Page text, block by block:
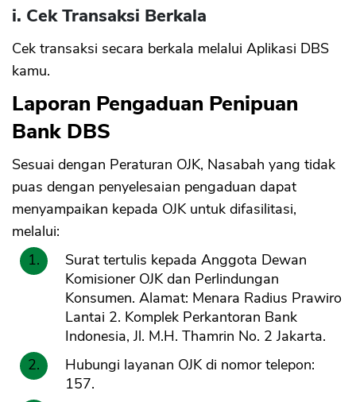
i. Cek Transaksi Berkala
Cek transaksi secara berkala melalui Aplikasi DBS
kamu.
Laporan Pengaduan Penipuan
Bank DBS
Sesuai dengan Peraturan OJK, Nasabah yang tidak
puas dengan penyelesaian pengaduan dapat
menyampaikan kepada OJK untuk difasilitasi,
melalui:
Surat tertulis kepada Anggota Dewan
Komisioner OJK dan Perlindungan
Konsumen. Alamat: Menara Radius Prawiro
Lantai 2. Komplek Perkantoran Bank
Indonesia, Jl. M.H. Thamrin No. 2 Jakarta.
Hubungi layanan OJK di nomor telepon:
157.